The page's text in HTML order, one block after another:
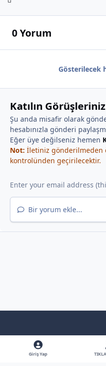
0 Yorum
Gösterilecek
Katılın
Şu anda misafir olarak
hesabınızla gönderi
Eğer üye değilseniz hemen
Not: İletiniz gönderilmeden
kontrolünden geçirilecektir.
Bir yorum ekle...
Light ModeDark Mode
Giriş Yap